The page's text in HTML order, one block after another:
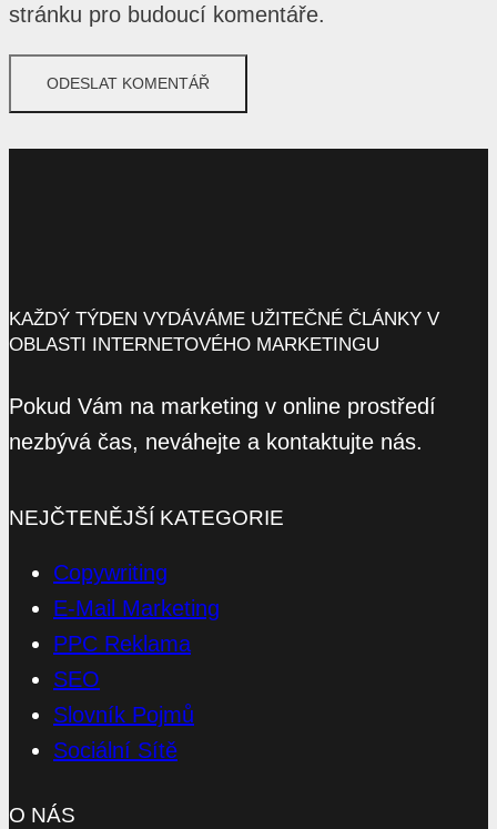
stránku pro budoucí komentáře.
KAŽDÝ TÝDEN VYDÁVÁME UŽITEČNÉ ČLÁNKY V
OBLASTI INTERNETOVÉHO MARKETINGU
Pokud Vám na marketing v online prostředí
nezbývá čas, neváhejte a kontaktujte nás.
NEJČTENĚJŠÍ KATEGORIE
Copywriting
E-Mail Marketing
PPC Reklama
SEO
Slovník Pojmů
Sociální Sítě
O NÁS